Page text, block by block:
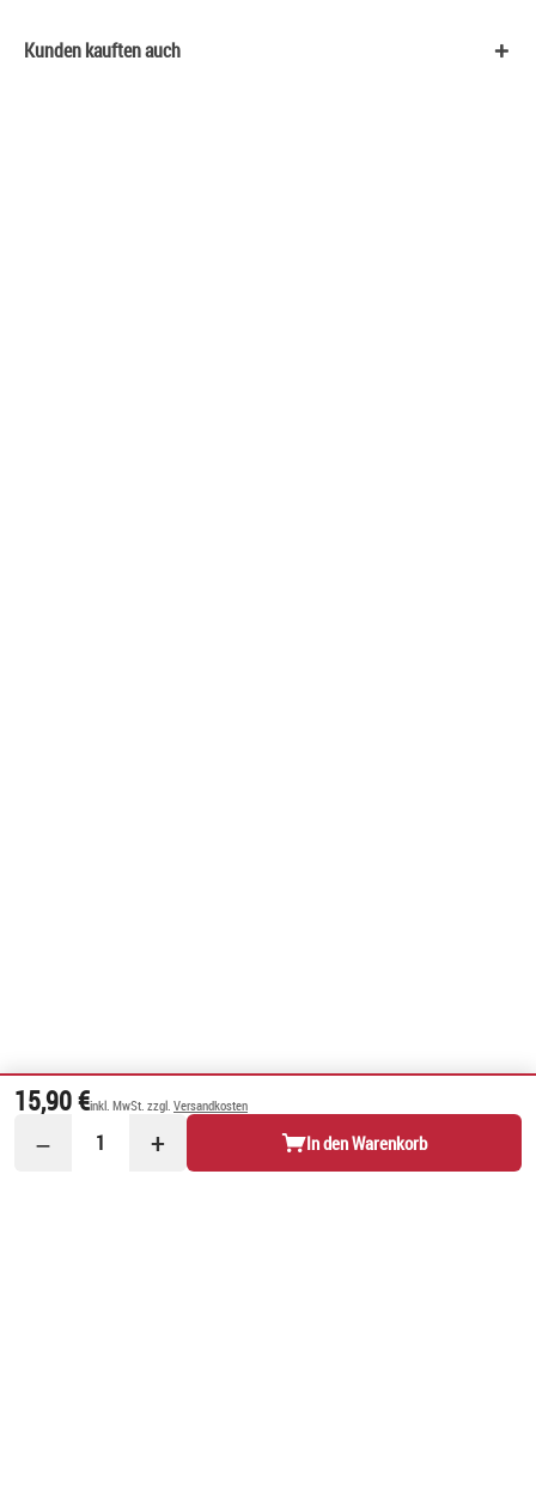
Kunden kauften auch
15,90 €inkl. MwSt. zzgl. Versandkosten
− 1 + In den Warenkorb